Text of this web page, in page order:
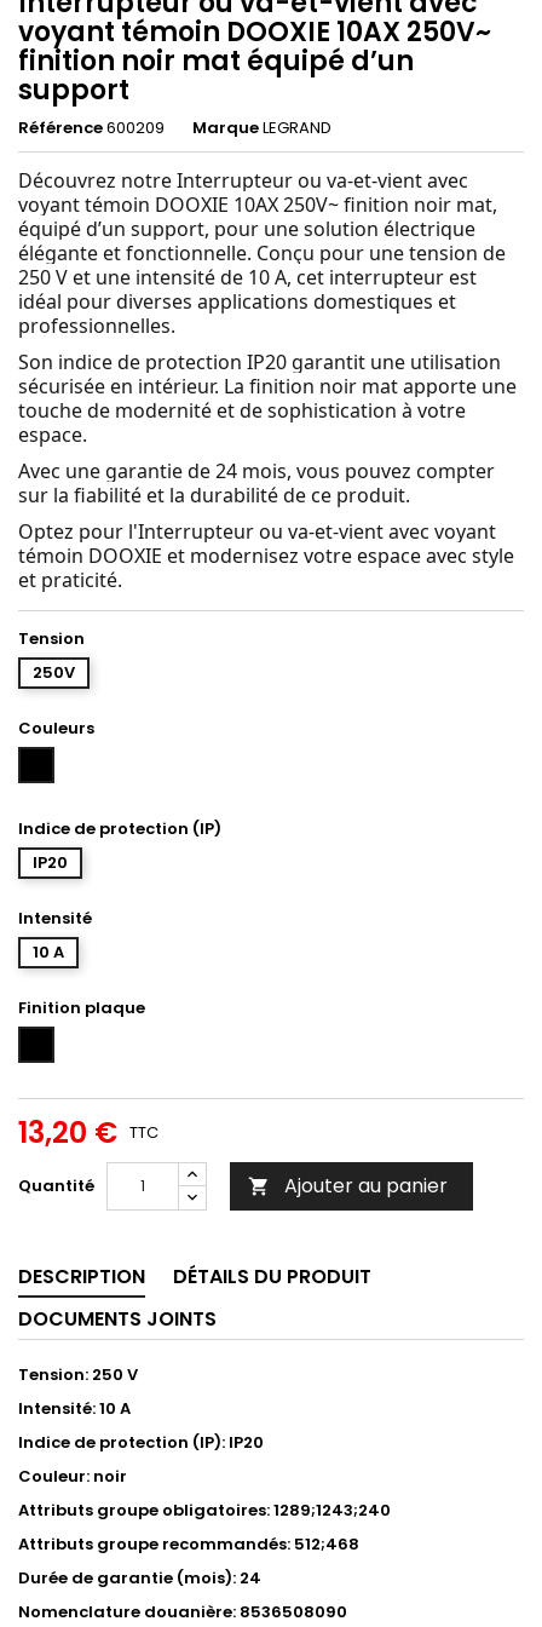
voyant témoin DOOXIE 10AX 250V~
finition noir mat équipé d’un
support
Référence600209 MarqueLEGRAND
Découvrez notre Interrupteur ou va-et-vient avec
voyant témoin DOOXIE 10AX 250V~ finition noir mat,
équipé d’un support, pour une solution électrique
élégante et fonctionnelle. Conçu pour une tension de
250 V et une intensité de 10 A, cet interrupteur est
idéal pour diverses applications domestiques et
professionnelles.
Son indice de protection IP20 garantit une utilisation
sécurisée en intérieur. La finition noir mat apporte une
touche de modernité et de sophistication à votre
espace.
Avec une garantie de 24 mois, vous pouvez compter
sur la fiabilité et la durabilité de ce produit.
Optez pour l'Interrupteur ou va-et-vient avec voyant
témoin DOOXIE et modernisez votre espace avec style
et praticité.
Tension
250V
Couleurs
Indice de protection (IP)
IP20
Intensité
10 A
Finition plaque
mat
13,20 € TTC
Quantité  Ajouter au panier
DESCRIPTION
DÉTAILS DU PRODUIT
DOCUMENTS JOINTS
Tension: 250 V
Intensité: 10 A
Indice de protection (IP): IP20
Couleur: noir
Attributs groupe obligatoires: 1289;1243;240
Attributs groupe recommandés: 512;468
Durée de garantie (mois): 24
Nomenclature douanière: 8536508090